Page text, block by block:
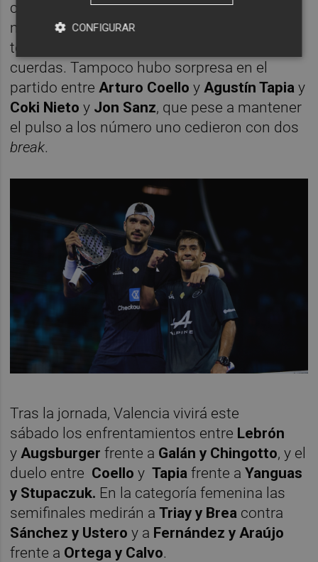
contrasta con las dificultades que había
mostrado en las rondas anteriores del
torneo, donde 'Chingalán' se vio contra las
cuerdas. Tampoco hubo sorpresa en el
partido entreArturo Coello yAgustín Tapiay
Coki Nietoy Jon Sanz, que pese a mantener
el pulso a los número uno cedieron con dos
break.
Tras la jornada, Valencia vivirá este
sábado los enfrentamientos entre Lebrón
y Augsburger frente a Galán y Chingotto, y el
duelo entre Coello y Tapia frente aYanguas
y Stupaczuk. En la categoría femenina las
semifinales medirán aTriay y Brea contra
Sánchez y Ustero y a Fernández y Araújo
frente a Ortega y Calvo.
CONFIGURAR